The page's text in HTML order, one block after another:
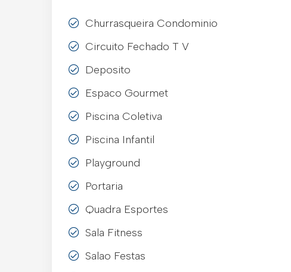
Churrasqueira Condominio
Circuito Fechado T V
Deposito
Espaco Gourmet
Piscina Coletiva
Piscina Infantil
Playground
Portaria
Quadra Esportes
Sala Fitness
Salao Festas